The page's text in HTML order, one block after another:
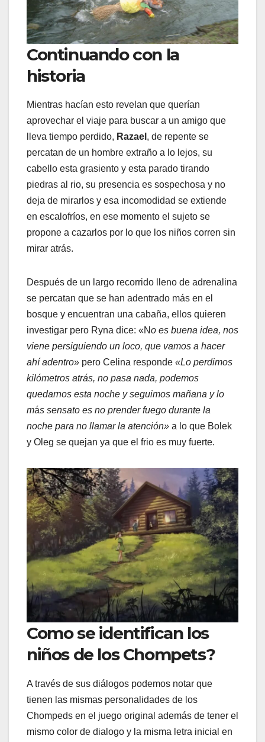
Continuando con la
historia
Mientras hacían esto revelan que querían
aprovechar el viaje para buscar a un amigo que
lleva tiempo perdido, Razael , de repente se
percatan de un hombre extraño a lo lejos, su
cabello esta grasiento y esta parado tirando
piedras al rio, su presencia es sospechosa y no
deja de mirarlos y esa incomodidad se extiende
en escalofríos, en ese momento el sujeto se
propone a cazarlos por lo que los niños corren sin
mirar atrás.
Después de un largo recorrido lleno de adrenalina
se percatan que se han adentrado más en el
bosque y encuentran una cabaña, ellos quieren
investigar pero Ryna dice: «No es buena idea, nos
viene persiguiendo un loco, que vamos a hacer
ahí adentro» pero Celina responde «Lo perdimos
kilómetros atrás, no pasa nada, podemos
quedarnos esta noche y seguimos mañana y lo
más sensato es no prender fuego durante la
noche para no llamar la atención» a lo que Bolek
y Oleg se quejan ya que el frio es muy fuerte.
Como se identifican los
niños de los Chompets?
A través de sus diálogos podemos notar que
tienen las mismas personalidades de los
Chompeds en el juego original además de tener el
mismo color de dialogo y la misma letra inicial en